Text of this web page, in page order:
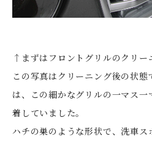
↑まずはフロントグリルのクリー
この写真はクリーニング後の状
は、この細かなグリルの一マス
着していました。
ハチの巣のような形状で、洗車ス